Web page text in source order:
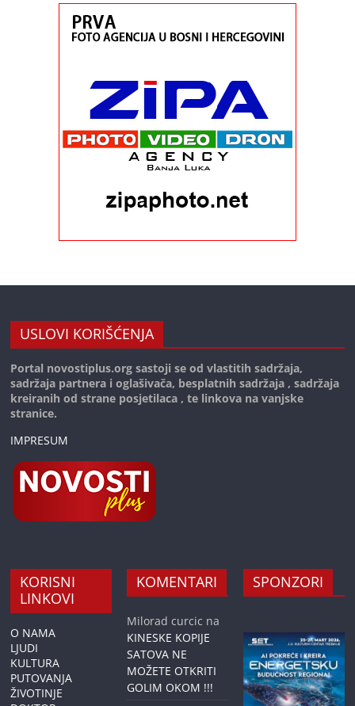
USLOVI KORIŠĆENJA
Portal novostiplus.org sastoji se od vlastitih sadržaja,
sadržaja partnera i oglašivača, besplatnih sadržaja , sadržaja
kreiranih od strane posjetilaca , te linkova na vanjske
stranice.
IMPRESUM
KORISNI
LINKOVI
O NAMA
LJUDI
KULTURA
PUTOVANJA
ŽIVOTINJE
KOMENTARI
Milorad curcic na
KINESKE KOPIJE
SATOVA NE
MOŽETE OTKRITI
GOLIM OKOM !!!
SPONZORI